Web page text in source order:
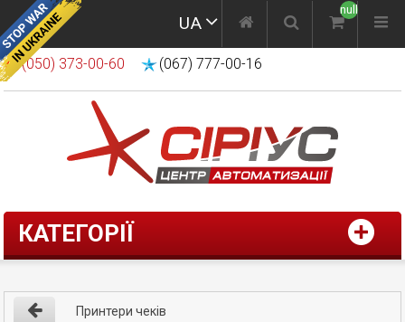
UA
null
(050) 373-00-60 (067) 777-00-16
КАТЕГОРІЇ
Принтери чеків